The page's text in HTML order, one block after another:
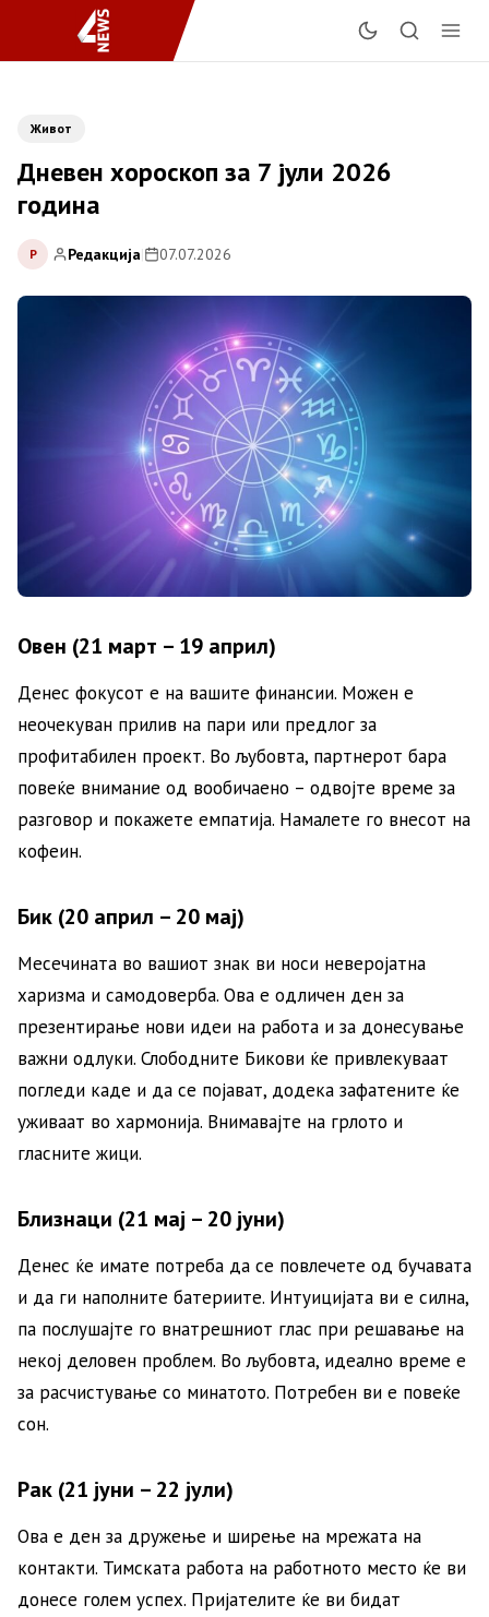
Живот
Дневен хороскоп за 7 јули 2026
година
Р Редакција| 07.07.2026
Овен (21 март – 19 април)
Денес фокусот е на вашите финансии. Можен е
неочекуван прилив на пари или предлог за
профитабилен проект. Во љубовта, партнерот бара
повеќе внимание од вообичаено – одвојте време за
разговор и покажете емпатија. Намалете го внесот на
кофеин.
Бик (20 април – 20 мај)
Месечината во вашиот знак ви носи неверојатна
харизма и самодоверба. Ова е одличен ден за
презентирање нови идеи на работа и за донесување
важни одлуки. Слободните Бикови ќе привлекуваат
погледи каде и да се појават, додека зафатените ќе
уживаат во хармонија. Внимавајте на грлото и
гласните жици.
Близнаци (21 мај – 20 јуни)
Денес ќе имате потреба да се повлечете од бучавата
и да ги наполните батериите. Интуицијата ви е силна,
па послушајте го внатрешниот глас при решавање на
некој деловен проблем. Во љубовта, идеално време е
за расчистување со минатото. Потребен ви е повеќе
сон.
Рак (21 јуни – 22 јули)
Ова е ден за дружење и ширење на мрежата на
контакти. Тимската работа на работното место ќе ви
донесе голем успех. Пријателите ќе ви бидат